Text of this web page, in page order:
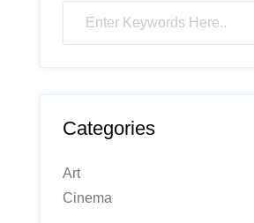
Categories
Art
Cinema